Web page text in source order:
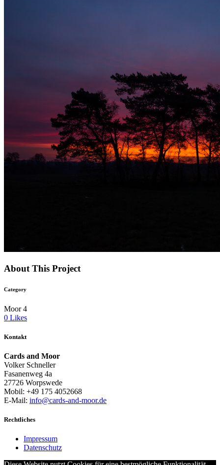
About This Project
Category
Moor 4
0 Likes
Kontakt
Cards and Moor
Volker Schneller
Fasanenweg 4a
27726 Worpswede
Mobil: +49 175 4052668
E-Mail: info@cards-and-moor.de
Rechtliches
Impressum
Datenschutz